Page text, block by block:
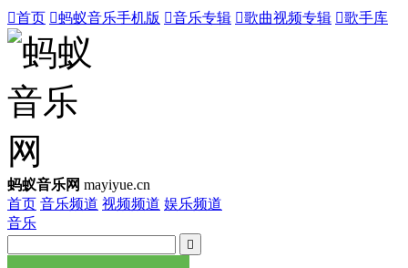
首页 蚂蚁音乐手机版 音乐专辑 歌曲视频专辑 歌手库
蚂蚁音乐网 mayiyue.cn
首页 音乐频道 视频频道 娱乐频道
音乐
